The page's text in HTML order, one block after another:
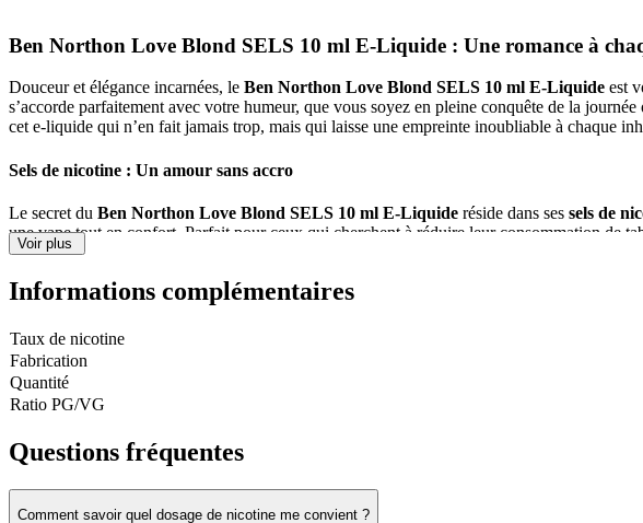
E-
Ben Northon Love Blond SELS 10 ml E-Liquide : Une romance à
Douceur et élégance incarnées, le Ben Northon Love Blond SELS 10 ml E-Liquide est
s’accorde parfaitement avec votre humeur, que vous soyez en pleine conquête de la
cet e-liquide qui n’en fait jamais trop, mais qui laisse une empreinte inoubliable à chaque
Sels de nicotine : Un amour sans accro
Le secret du Ben Northon Love Blond SELS 10 ml E-Liquide réside dans ses sels de
une vape tout en confort. Parfait pour ceux qui cherchent à réduire leur consommation de
Important: E-liquide déjà nicotiné, vendu en flacon de 10 ml.
Fabriqué en France ; Dosage PG/GV : 50 % / 50 %. S’adapte à tout type de matériel.
Découvrir les autres produits de la marque
Obtenez des réductions ou les dernières informations sur nos produits en nous suivant sur
Voir plus
Informations complémentaires
Taux de nicotine
Fabrication
Quantité
Ratio PG/VG
Questions fréquentes
Comment savoir quel dosage de nicotine me convient ?